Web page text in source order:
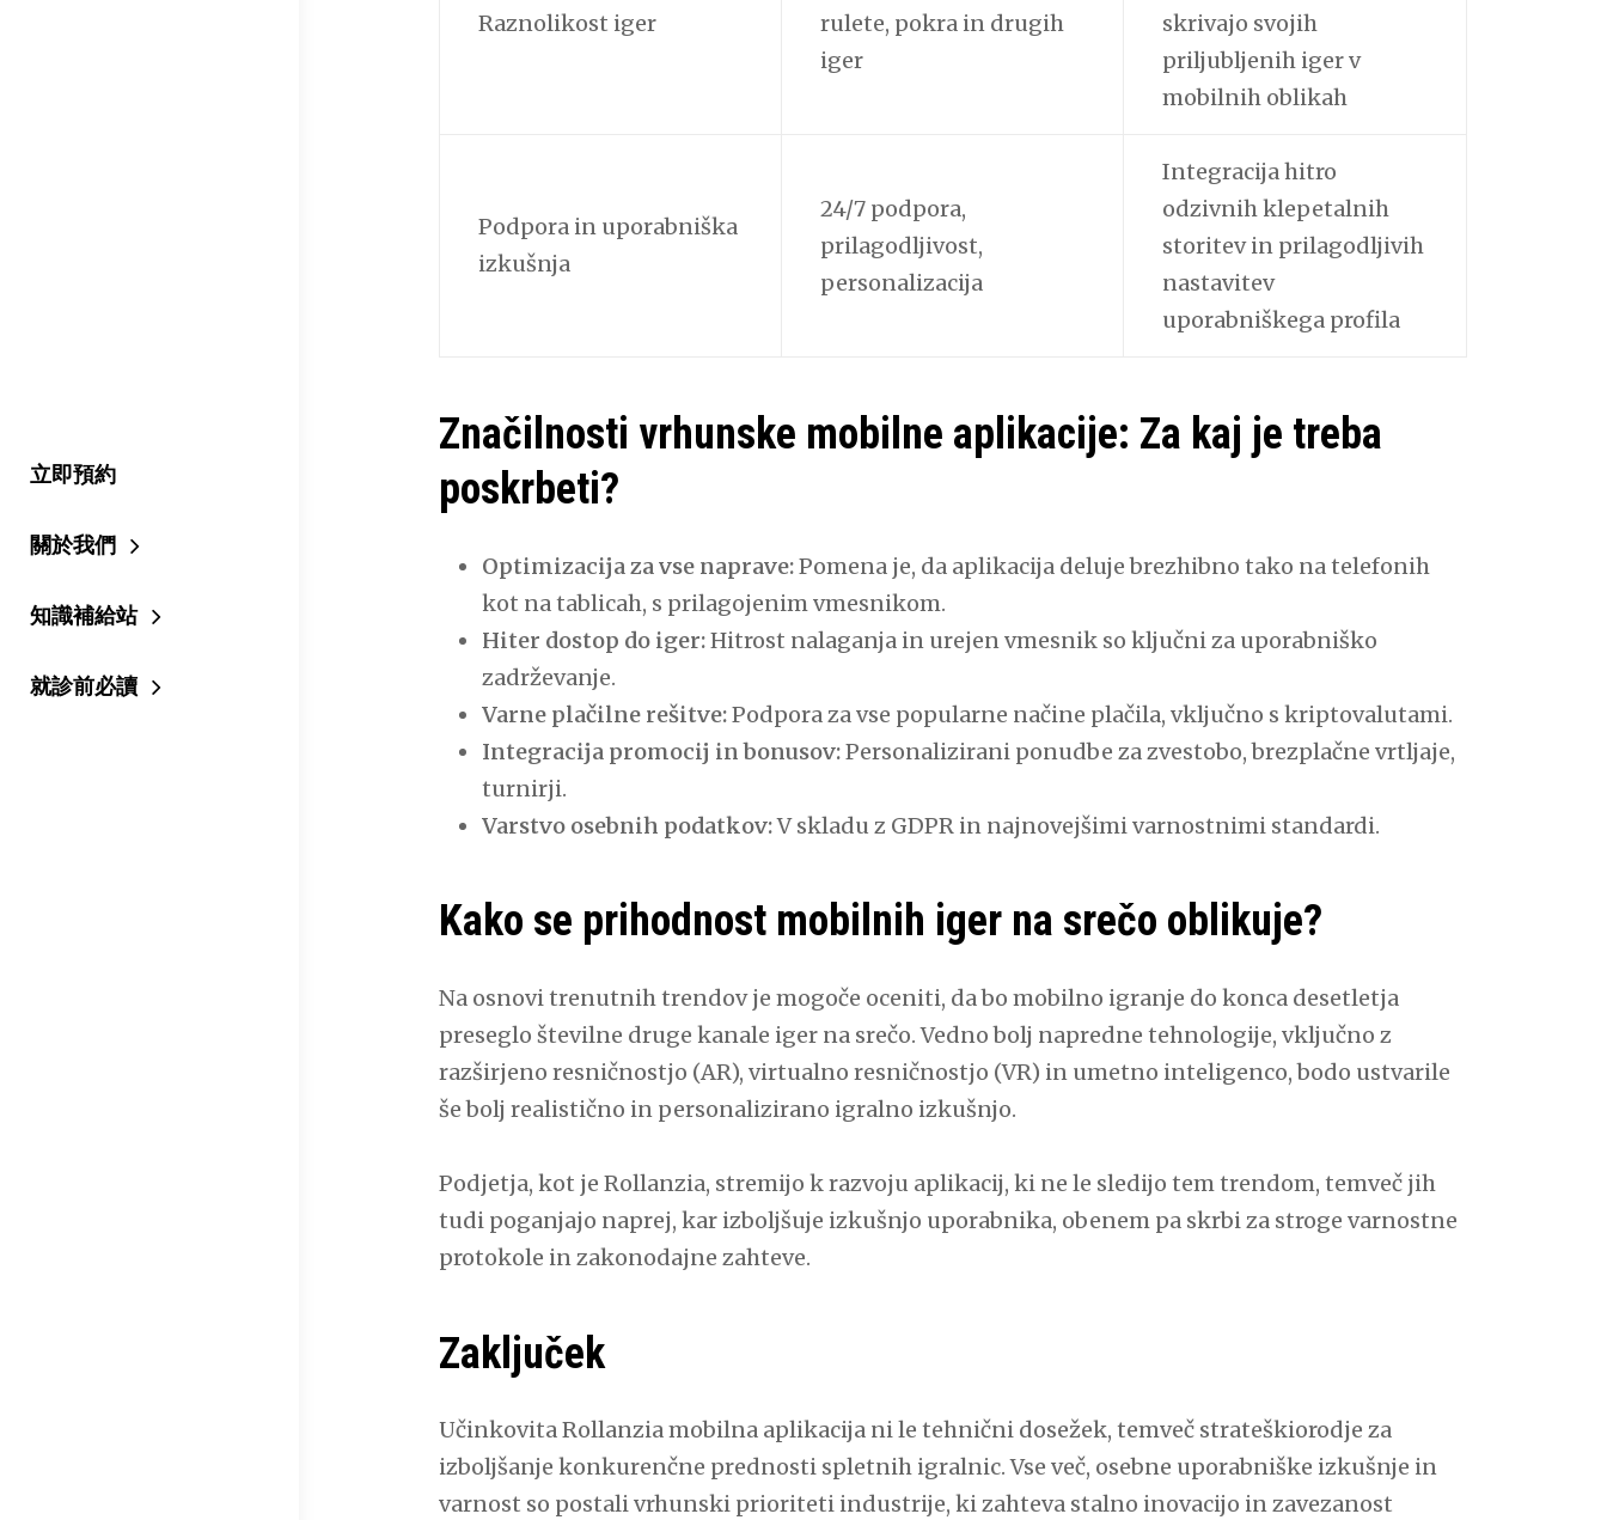
立即預約
關於我們
知識補給站
就診前必讀
Raznolikost iger
rulete, pokra in drugih
iger
skrivajo svojih
priljubljenih iger v
mobilnih oblikah
Podpora in uporabniška
izkušnja
24/7 podpora,
prilagodljivost,
personalizacija
Integracija hitro
odzivnih klepetalnih
storitev in prilagodljivih
nastavitev
uporabniškega profila
Značilnosti vrhunske mobilne aplikacije: Za kaj je treba
poskrbeti?
Optimizacija za vse naprave:Pomena je, da aplikacija deluje brezhibno tako na telefonih
kot na tablicah, s prilagojenim vmesnikom.
Hiter dostop do iger:Hitrost nalaganja in urejen vmesnik so ključni za uporabniško
zadrževanje.
Varne plačilne rešitve:Podpora za vse popularne načine plačila, vključno s kriptovalutami.
Integracija promocij in bonusov:Personalizirani ponudbe za zvestobo, brezplačne vrtljaje,
turnirji.
Varstvo osebnih podatkov:V skladu z GDPR in najnovejšimi varnostnimi standardi.
Kako se prihodnost mobilnih iger na srečo oblikuje?
Na osnovi trenutnih trendov je mogoče oceniti, da bo mobilno igranje do konca desetletja
preseglo številne druge kanale iger na srečo. Vedno bolj napredne tehnologije, vključno z
razširjeno resničnostjo (AR), virtualno resničnostjo (VR) in umetno inteligenco, bodo ustvarile
še bolj realistično in personalizirano igralno izkušnjo.
Podjetja, kot je Rollanzia, stremijo k razvoju aplikacij, ki ne le sledijo tem trendom, temveč jih
tudi poganjajo naprej, kar izboljšuje izkušnjo uporabnika, obenem pa skrbi za stroge varnostne
protokole in zakonodajne zahteve.
Zaključek
Učinkovita Rollanzia mobilna aplikacija ni le tehnični dosežek, temveč strateškiorodje za
izboljšanje konkurenčne prednosti spletnih igralnic. Vse več, osebne uporabniške izkušnje in
varnost so postali vrhunski prioriteti industrije, ki zahteva stalno inovacijo in zavezanost